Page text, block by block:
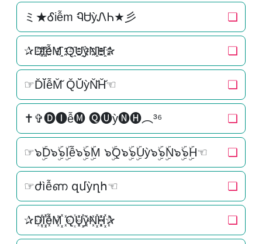
ミ★Ꮄiễm ᏄᏌỳᏁᏂ★彡 ❏
✰D҈I҈҈ễM҈҈ Q҈U҈҈ỳN҈҈H҈҈✰ ❏
☞D̆Ĭ̆ễM̆̆ Q̆Ŭ̆ỳN̆̆H̆̆☜ ❏
✝✞🅓🅘ễ🅜 🅠🅤ỳ🅝🅗︵³⁶ ❏
☞๖ۣۜD๖ۣۜ๖ۣۜIễ๖ۣۜ๖ۣۜM ๖ۣۜQ๖ۣۜ๖ۣۜUỳ๖ۣۜ๖ۣۜN๖ۣۜ๖ۣۜH☜ ❏
☞ժìễണ զմỳղհ☜ ❏
✰D꙰I꙰꙰ễM꙰꙰ Q꙰U꙰꙰ỳN꙰꙰H꙰꙰✰ ❏